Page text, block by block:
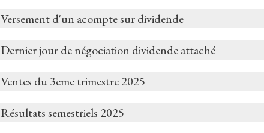
Versement d'un acompte sur dividende
Dernier jour de négociation dividende attaché
Ventes du 3eme trimestre 2025
Résultats semestriels 2025